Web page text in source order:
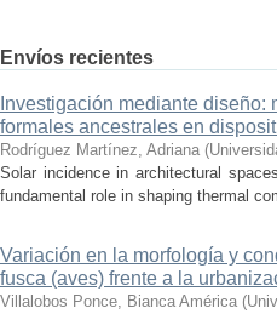
Envíos recientes
Investigación mediante
formales ancestrales en
Rodríguez Martínez, Adriana (
Solar incidence in architectural
fundamental role in shaping thermal
Variación en la morfología y
fusca (aves) frente a la
Villalobos Ponce, Bianca América (